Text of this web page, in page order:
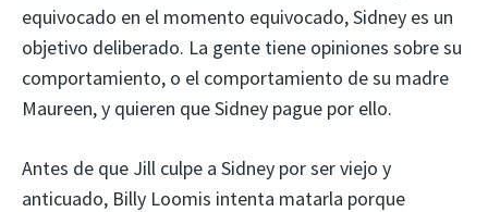
equivocado en el momento equivocado, Sidney es un
objetivo deliberado. La gente tiene opiniones sobre su
comportamiento, o el comportamiento de su madre
Maureen, y quieren que Sidney pague por ello.
Antes de que Jill culpe a Sidney por ser viejo y
anticuado, Billy Loomis intenta matarla porque